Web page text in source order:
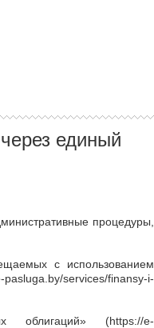
единый
процедуры,
с использованием
pasluga.by/services/finansy-i-
облигаций» (https://e-